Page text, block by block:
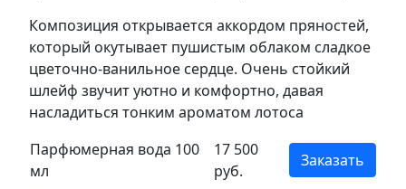
Композиция открывается аккордом пряностей,
который окутывает пушистым облаком сладкое
цветочно-ванильное сердце. Очень стойкий
шлейф звучит уютно и комфортно, давая
насладиться тонким ароматом лотоса
Парфюмерная вода 100
мл
17 500
руб.
Заказать